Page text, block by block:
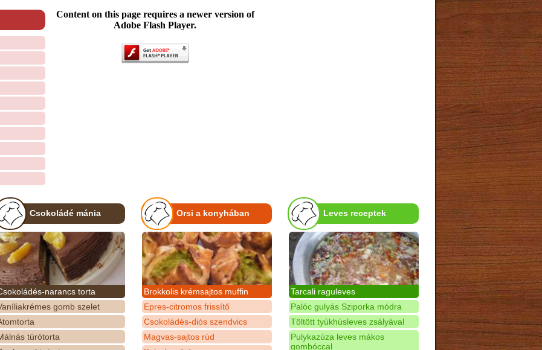
Content on this page requires a newer version of
Adobe Flash Player.
Csokoládé mánia
narancs torta
gomb szelet
túrótorta
Orsi a konyhában
Brokkolis krémsajtos muffin
Epres-citromos frissítő
Csokoládés-diós szendvics
Magvas-sajtos rúd
Leves receptek
Tarcali raguleves
Palóc gulyás Sziporka módra
Töltött tyúkhúsleves zsályával
Pulykazúza leves mákos
gombóccal